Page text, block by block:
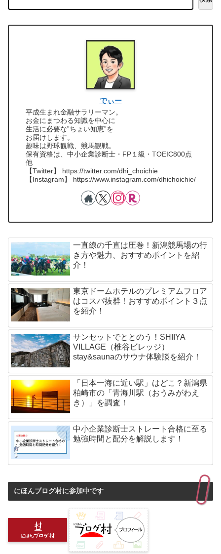
でぃー
平成生まれ金融サラリーマン。
お金にまつわる知識を中心に
生活に必要な”ちょい知恵”を
お届けします。
趣味は野球観戦、競馬観戦。
保有資格は、中小企業診断士・FP１級・TOEIC800点
他
【Twitter】 https://twitter.com/dhi_choichie
【Instagram】 https://www.instagram.com/dhichoichie/
一直線の千直は圧巻！新潟競馬場の行
き方や魅力、おすすめポイントを紹
介！
東京ドームホテルのプレミアムフロア
はコスパ抜群！おすすめポイント３点
を紹介！
サンセットでととのう！SHIIYA
VILLAGE（椎谷ビレッジ）
stay&saunaのサウナ体験談を紹介！
「日本一海に近い駅」はどこ？新潟県
柏崎市の「青海川駅（おうみがわえ
き）」を調査！
中小企業診断士ストレート合格に至る
勉強時間と配分を解説します！
にほんブログ村に参加中です